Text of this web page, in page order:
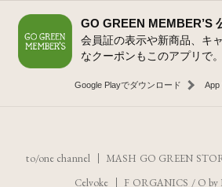
GO GREEN MEMBER’S
会員証の表示や新商品、キ
なクーポンもこのアプリで。
Google Playでダウンロード App
to/one channel MASH GO GREEN
Celvoke
F ORGANICS / O by